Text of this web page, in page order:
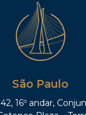
São Paulo
16º andar,